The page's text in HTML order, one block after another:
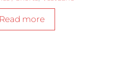
Read more